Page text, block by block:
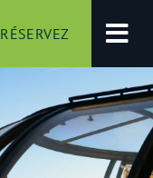
RÉSERVEZ